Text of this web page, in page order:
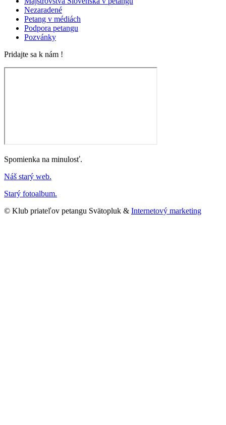
Nezaradené
Petang v médiách
Podpora petangu
Pozvánky
Pridajte sa k nám !
Spomienka na minulosť.
Náš starý web.
Starý fotoalbum.
© Klub priateľov petangu Svätopluk & Internetový marketing